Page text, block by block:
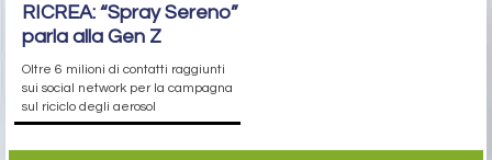
RICREA: “Spray Sereno”
parla alla Gen Z
Oltre 6 milioni di contatti raggiunti
sui social network per la campagna
sul riciclo degli aerosol